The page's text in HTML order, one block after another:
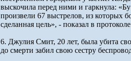
выскочила перед ними и гаркнула:
произвели 67 выстрелов, из которых
сделанная цель», - показал в
6. Джулия Смит, 20 лет, была убита
до смерти забил свою сестру